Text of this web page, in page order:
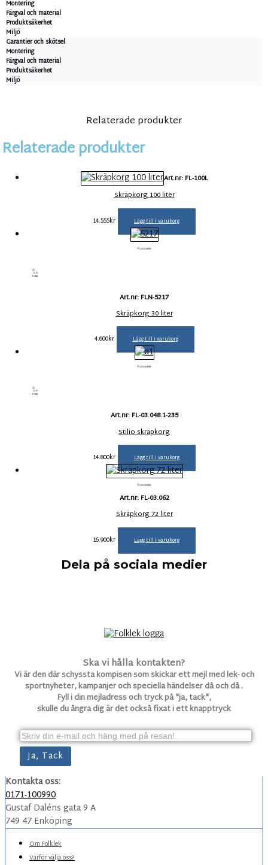
Montering
Färgval och material
Produktsäkerhet
Miljö
Garantier och skötsel
Montering
Färgval och material
Produktsäkerhet
Miljö
Relaterade produkter
Relaterade produkter
Art.nr: FL-100L
Skräpkorg 100 liter
14.555kr Lägg till i varukorg
Art.nr: FLN-5217
Skräpkorg 30 liter
4.600kr Lägg till i varukorg
Art.nr: FL-03.048.1-235
Stilio skräpkorg
14.800kr Lägg till i varukorg
Art.nr: FL-03.062
Skräpkorg 72 liter
16.900kr Lägg till i varukorg
Dela på sociala medier
Ska vi hålla kontakten?
Vi är den där schyssta kompisen som skickar ett mejl med lek- och
sportnyheter, kampanjer och speciella händelser då och då .
Fyll i din mejladress och tryck på "ja, tack",
skulle du ångra dig är det också fixat i ett knapptryck
Kontakta oss:
0171-100990
Gustaf Daléns gata 9 A
749 47 Enköping
Om Folklek
Varför välja oss?